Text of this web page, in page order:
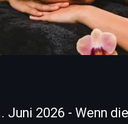
Juni 2026 - Wenn